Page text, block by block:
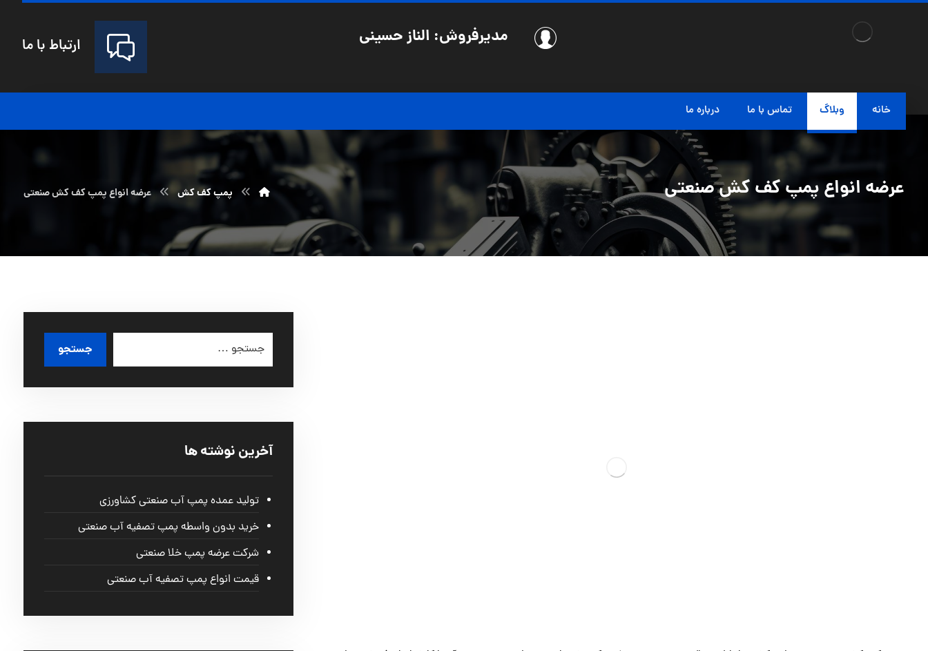
مدیرفروش: الناز حسینی ارتباط با ما
خانه وبلاگ تماس با ما درباره ما
عرضه انواع پمپ کف کش صنعتی پمپ کف کش عرضه انواع پمپ کف کش صنعتی
آخرین نوشته ها
تولید عمده پمپ آب صنعتی کشاورزی
خرید بدون واسطه پمپ تصفیه آب صنعتی
شرکت عرضه پمپ خلا صنعتی
قیمت انواع پمپ تصفیه آب صنعتی